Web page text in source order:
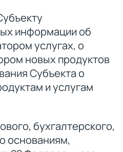
информации об
услугах, о
новых продуктов
Субъекта о
и услугам
бухгалтерского,
основаниям,